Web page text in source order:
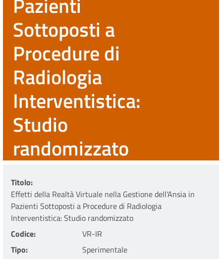
Sottoposti a
Procedure di
Radiologia
Interventistica:
Studio
randomizzato
Titolo
Effetti della Realtà Virtuale nella Gestione dell'Ansia in
Pazienti Sottoposti a Procedure di Radiologia
Interventistica: Studio randomizzato
Codice
VR-IR
Tipo
Sperimentale